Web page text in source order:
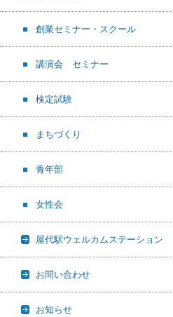
創業セミナー・スクール
講演会 セミナー
検定試験
まちづくり
青年部
女性会
屋代駅ウェルカムステーション
お問い合わせ
お知らせ